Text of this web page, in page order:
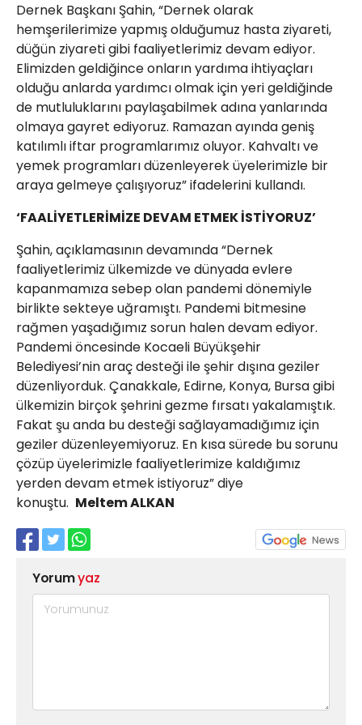
Dernek Başkanı Şahin, “Dernek olarak
hemşerilerimize yapmış olduğumuz hasta ziyareti,
düğün ziyareti gibi faaliyetlerimiz devam ediyor.
Elimizden geldiğince onların yardıma ihtiyaçları
olduğu anlarda yardımcı olmak için yeri geldiğinde
de mutluluklarını paylaşabilmek adına yanlarında
olmaya gayret ediyoruz. Ramazan ayında geniş
katılımlı iftar programlarımız oluyor. Kahvaltı ve
yemek programları düzenleyerek üyelerimizle bir
araya gelmeye çalışıyoruz” ifadelerini kullandı.
‘FAALİYETLERİMİZE DEVAM ETMEK İSTİYORUZ’
Şahin, açıklamasının devamında “Dernek
faaliyetlerimiz ülkemizde ve dünyada evlere
kapanmamıza sebep olan pandemi dönemiyle
birlikte sekteye uğramıştı. Pandemi bitmesine
rağmen yaşadığımız sorun halen devam ediyor.
Pandemi öncesinde Kocaeli Büyükşehir
Belediyesi’nin araç desteği ile şehir dışına geziler
düzenliyorduk. Çanakkale, Edirne, Konya, Bursa gibi
ülkemizin birçok şehrini gezme fırsatı yakalamıştık.
Fakat şu anda bu desteği sağlayamadığımız için
geziler düzenleyemiyoruz. En kısa sürede bu sorunu
çözüp üyelerimizle faaliyetlerimize kaldığımız
yerden devam etmek istiyoruz” diye
konuştu. Meltem ALKAN
Yorumyaz